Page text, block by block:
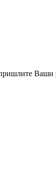
Ваши